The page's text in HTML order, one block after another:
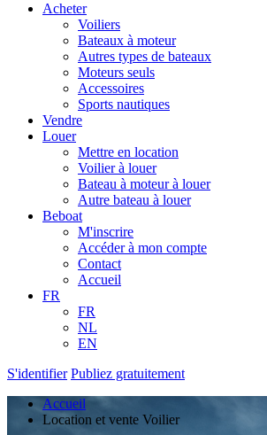
Acheter
Voiliers
Bateaux à moteur
Autres types de bateaux
Moteurs seuls
Accessoires
Sports nautiques
Vendre
Louer
Mettre en location
Voilier à louer
Bateau à moteur à louer
Autre bateau à louer
Beboat
M'inscrire
Accéder à mon compte
Contact
Accueil
FR
FR
NL
EN
S'identifier Publiez gratuitement
Accueil
Location et vente Voilier